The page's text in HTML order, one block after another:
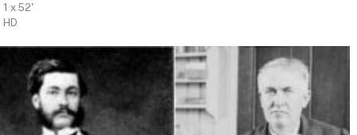
1 x 52'
HD